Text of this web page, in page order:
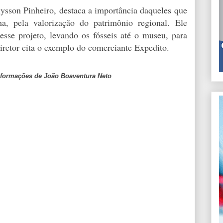
Pinheiro, destaca a importância daqueles que
pela valorização do patrimônio regional. Ele
projeto, levando os fósseis até o museu, para
cita o exemplo do comerciante Expedito.
de João Boaventura Neto